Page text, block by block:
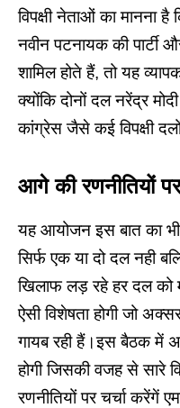
विपक्षी नेताओं का मानना
नवीन पटनायक की पार्टी
शामिल होते हैं, तो यह
क्योंकि दोनों दल नरेंद्र
कांग्रेस जैसे कई विपक्षी
आगे की रणनीतियों पर
यह आयोजन इस बात का भी
सिर्फ एक या दो दल नही
खिलाफ लड़ रहे हर दल को
ऐसी विशेषता होगी जो
गायब रही हैं।इस बैठक में
होगी जिसकी वजह से सारे
रणनीतियों पर चर्चा करेंगें